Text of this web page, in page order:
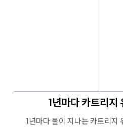
1년마다 카트리지
1년마다 물이 지나는 카트리지